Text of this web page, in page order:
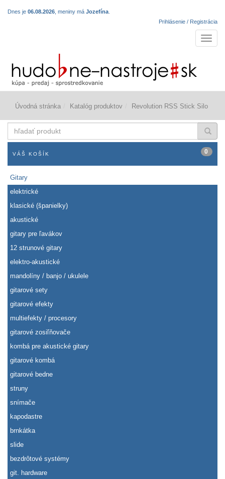
Dnes je 06.08.2026 , meniny má Jozefína
Prihlásenie / Registrácia
Úvodná stránka Katalóg produktov Revolution RSS Stick Silo
produkt
VÁŠ KOŠÍK 0
Gitary
elektrické
klasické (španielky)
akustické
gitary pre ľavákov
12 strunové gitary
elektro-akustické
mandolíny / banjo / ukulele
gitarové sety
gitarové efekty
multiefekty / procesory
gitarové zosiľňovače
kombá pre akustické gitary
gitarové kombá
gitarové bedne
struny
snímače
kapodastre
brnkátka
slide
bezdrôtové systémy
git. hardware